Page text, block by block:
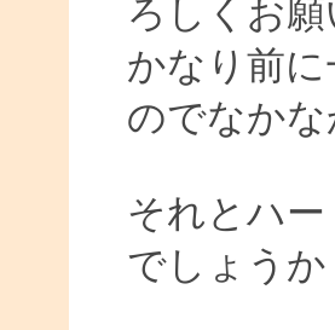
ろしくお願
かなり前
のでなか
それとハ
でしょうか